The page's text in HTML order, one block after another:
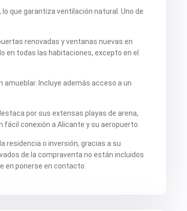
que garantiza ventilación natural. Uno de
renovadas y ventanas nuevas en
en todas las habitaciones, excepto en el
amueblar. Incluye además acceso a un
por sus extensas playas de arena,
conexión a Alicante y su aeropuerto.
residencia o inversión, gracias a su
de la compraventa no están incluidos
en ponerse en contacto.